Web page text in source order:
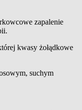
zapalenie
kwasy żołądkowe
suchym